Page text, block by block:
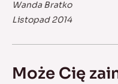
Wanda Bratko
Listopad 2014
Może Cię